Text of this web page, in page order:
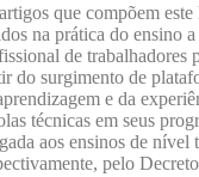
que compõem
na prática do ensino
de trabalhadores
do surgimento de
e da
técnicas em seus
aos ensinos de nível
pelo